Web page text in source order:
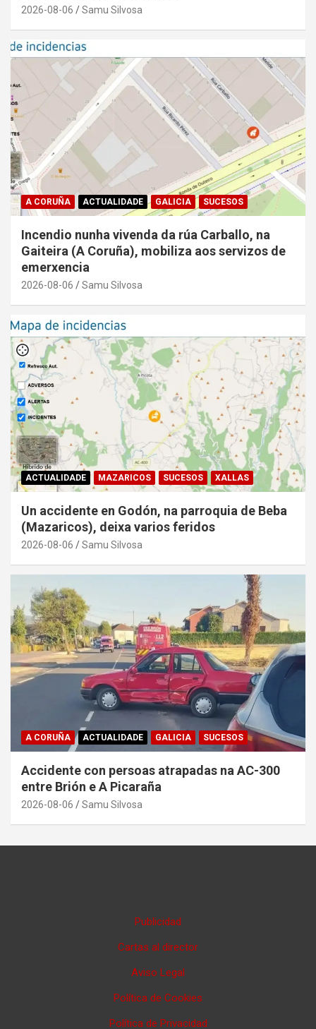
2026-08-06 Samu Silvosa
A CORUÑA ACTUALIDADE GALICIA SUCESOS
Incendio nunha vivenda da rúa Carballo, na
Gaiteira (A Coruña), mobiliza aos servizos de
emerxencia
2026-08-06 Samu Silvosa
ACTUALIDADE MAZARICOS SUCESOS XALLAS
Un accidente en Godón, na parroquia de Beba
(Mazaricos), deixa varios feridos
2026-08-06 Samu Silvosa
A CORUÑA ACTUALIDADE GALICIA SUCESOS
Accidente con persoas atrapadas na AC-300
entre Brión e A Picaraña
2026-08-06 Samu Silvosa
Publicidad
Cartas al director
Aviso Legal
Política de Cookies
Política de Privacidad